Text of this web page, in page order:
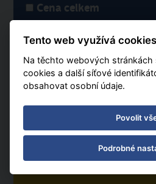
Cena celkem
Tento web využívá cookies
Na těchto webových stránkách
cookies a další síťové
obsahovat osobní údaje.
Povolit
Podrobné